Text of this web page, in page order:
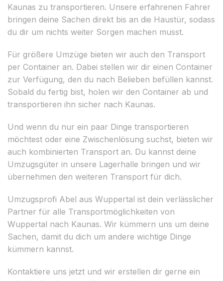
Kaunas zu transportieren. Unsere erfahrenen Fahrer
bringen deine Sachen direkt bis an die Haustür, sodass
du dir um nichts weiter Sorgen machen musst.
Für größere Umzüge bieten wir auch den Transport
per Container an. Dabei stellen wir dir einen Container
zur Verfügung, den du nach Belieben befüllen kannst.
Sobald du fertig bist, holen wir den Container ab und
transportieren ihn sicher nach Kaunas.
Und wenn du nur ein paar Dinge transportieren
möchtest oder eine Zwischenlösung suchst, bieten wir
auch kombinierten Transport an. Du kannst deine
Umzugsgüter in unsere Lagerhalle bringen und wir
übernehmen den weiteren Transport für dich.
Umzugsprofi Abel aus Wuppertal ist dein verlässlicher
Partner für alle Transportmöglichkeiten von
Wuppertal nach Kaunas. Wir kümmern uns um deine
Sachen, damit du dich um andere wichtige Dinge
kümmern kannst.
Kontaktiere uns jetzt und wir erstellen dir gerne ein